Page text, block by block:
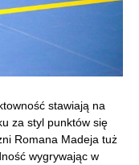
stawiają na
za styl punktów się
Romana Madeja tuż
wygrywając w